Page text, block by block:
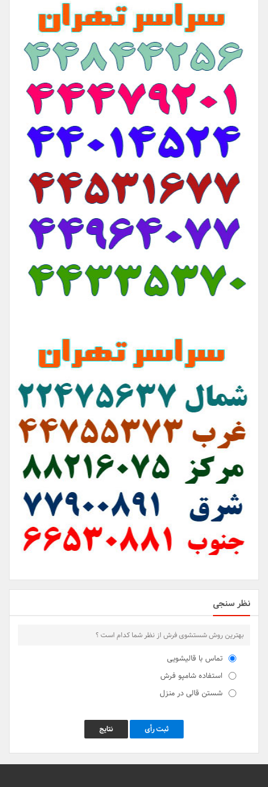
نظر سنجی
بهترین روش شستشوی فرش از نظر شما کدام است ؟
تماس با قالیشویی
استفاده شامپو فرش
شستن قالی در منزل
ثبت رأی نتایج